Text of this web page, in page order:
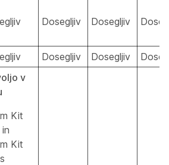
Dosegljiv Dosegljiv
Dosegljiv Dosegljiv
v
Kit
in
Kit